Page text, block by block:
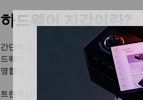
하드웨어 지갑이란?
간단히 말해서, 하드웨어 지갑은 개인
드웨어 지갑은 휴대폰이나 컴퓨터에
명합니다. 이렇게 하면 온라인 위협과
트랜잭션에 안전하게 서명하는 것은